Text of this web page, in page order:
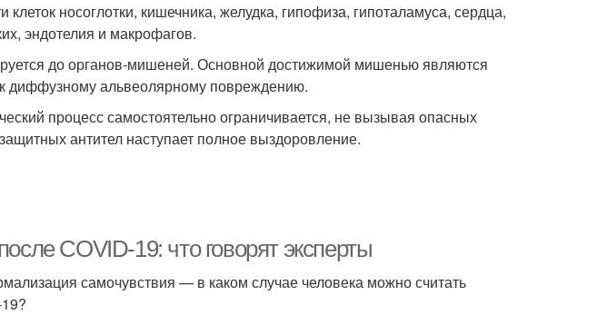
носоглотки, кишечника, желудка, гипофиза, гипоталамуса, сердца,
эндотелия и макрофагов.
до органов-мишеней. Основной достижимой мишенью являются
диффузному альвеолярному повреждению.
процесс самостоятельно ограничивается, не вызывая опасных
антител наступает полное выздоровление.
COVID-19: что говорят эксперты
самочувствия — в каком случае человека можно считать